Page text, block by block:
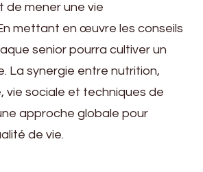
de mener une vie
mettant en œuvre les conseils
senior pourra cultiver un
La synergie entre nutrition,
vie sociale et techniques de
approche globale pour
de vie.